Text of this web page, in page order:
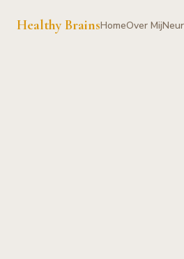
Healthy BrainsHomeOver Mij